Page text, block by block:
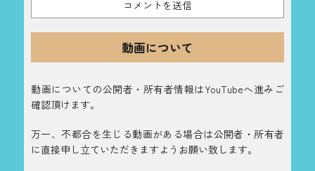
動画について
動画についての公開者・所有者情報はYouTubeへ進みご
確認頂けます。
万一、不都合を生じる動画がある場合は公開者・所有者
に直接申し立ていただきますようお願い致します。